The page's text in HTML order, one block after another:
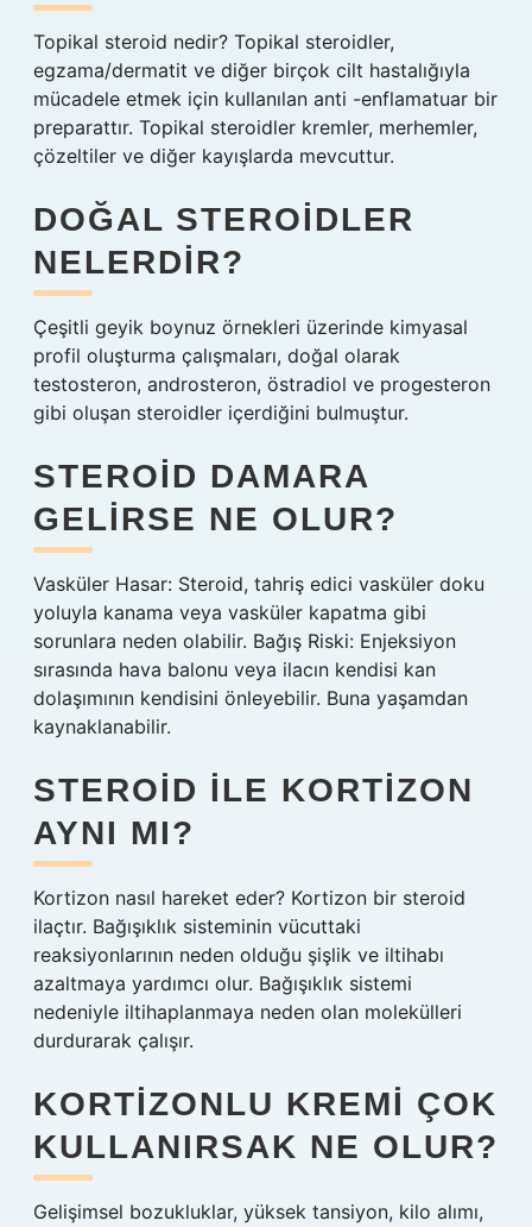
Topikal steroid nedir? Topikal steroidler,
egzama/dermatit ve diğer birçok cilt hastalığıyla
mücadele etmek için kullanılan anti -enflamatuar bir
preparattır. Topikal steroidler kremler, merhemler,
çözeltiler ve diğer kayışlarda mevcuttur.
DOĞAL STEROIDLER
NELERDIR?
Çeşitli geyik boynuz örnekleri üzerinde kimyasal
profil oluşturma çalışmaları, doğal olarak
testosteron, androsteron, östradiol ve progesteron
gibi oluşan steroidler içerdiğini bulmuştur.
STEROID DAMARA
GELIRSE NE OLUR?
Vasküler Hasar: Steroid, tahriş edici vasküler doku
yoluyla kanama veya vasküler kapatma gibi
sorunlara neden olabilir. Bağış Riski: Enjeksiyon
sırasında hava balonu veya ilacın kendisi kan
dolaşımının kendisini önleyebilir. Buna yaşamdan
kaynaklanabilir.
STEROID ILE KORTIZON
AYNI MI?
Kortizon nasıl hareket eder? Kortizon bir steroid
ilaçtır. Bağışıklık sisteminin vücuttaki
reaksiyonlarının neden olduğu şişlik ve iltihabı
azaltmaya yardımcı olur. Bağışıklık sistemi
nedeniyle iltihaplanmaya neden olan molekülleri
durdurarak çalışır.
KORTIZONLU KREMI ÇOK
KULLANIRSAK NE OLUR?
Gelişimsel bozukluklar, yüksek tansiyon, kilo alımı,